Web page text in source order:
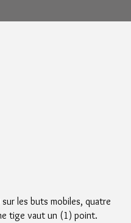
les buts mobiles, quatre
tige vaut un (1) point.